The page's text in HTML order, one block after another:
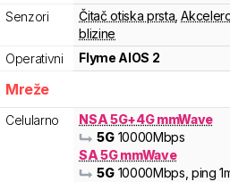
Senzori
Čitač otiska prsta ,
blizine
Operativni
Flyme AIOS 2
Mreže
Celularno
NSA 5G+4G mmWave
5G 10000Mbps
SA 5G mmWave
5G 10000Mbps , ping